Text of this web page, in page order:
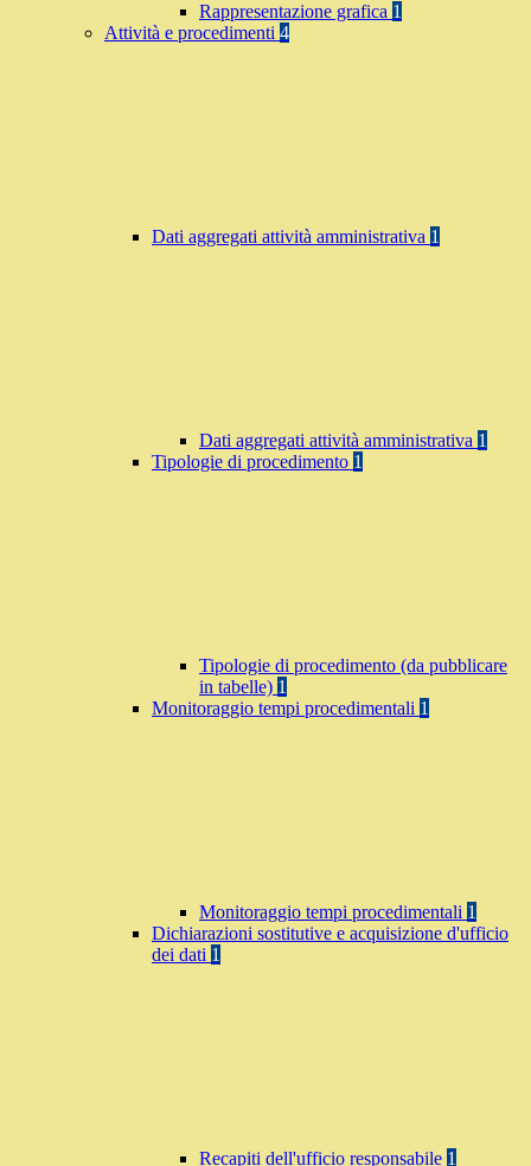
Rappresentazione grafica 1
Attività e procedimenti 4
Dati aggregati attività amministrativa 1
Dati aggregati attività amministrativa 1
Tipologie di procedimento 1
Tipologie di procedimento (da pubblicare
in tabelle) 1
Monitoraggio tempi procedimentali 1
Monitoraggio tempi procedimentali 1
Dichiarazioni sostitutive e acquisizione d'ufficio
dei dati 1
Recapiti dell'ufficio responsabile 1